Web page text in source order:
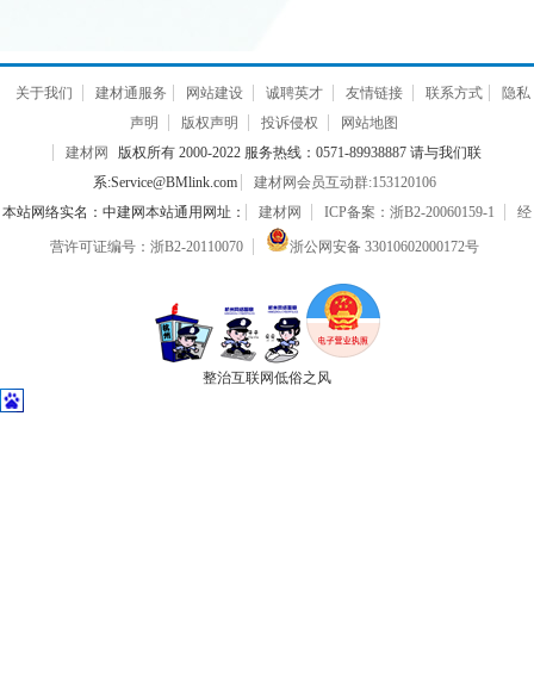
关于我们 建材通服务 网站建设 诚聘英才 友情链接 联系方式
隐私
声明
版权声明 投诉侵权
网站地图
建材网
版权所有 2000-2022 服务热线：0571-89938887 请与我们联
系:Service@BMlink.com
建材网会员互动群:153120106
本站网络实名：中建网本站通用网址：
建材网 ICP备案：浙B2-20060159-1 经
营许可证编号：浙B2-20110070 浙公网安备 33010602000172号
整治互联网低俗之风